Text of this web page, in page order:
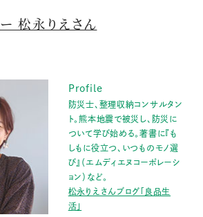
ー 松永りえさん
Profile
防災士、整理収納コンサルタン
ト。熊本地震で被災し、防災に
ついて学び始める。著書に『も
しもに役立つ、いつものモノ選
び』（エムディエヌコーポレーシ
ョン）など。
松永りえさんブログ「良品生
活」